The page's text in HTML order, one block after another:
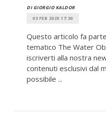
DI GIORGIO KALDOR
03 FEB 2025 17:30
Questo articolo fa
tematico The Water
iscriverti alla nostra
contenuti esclusivi dal
possibile ...